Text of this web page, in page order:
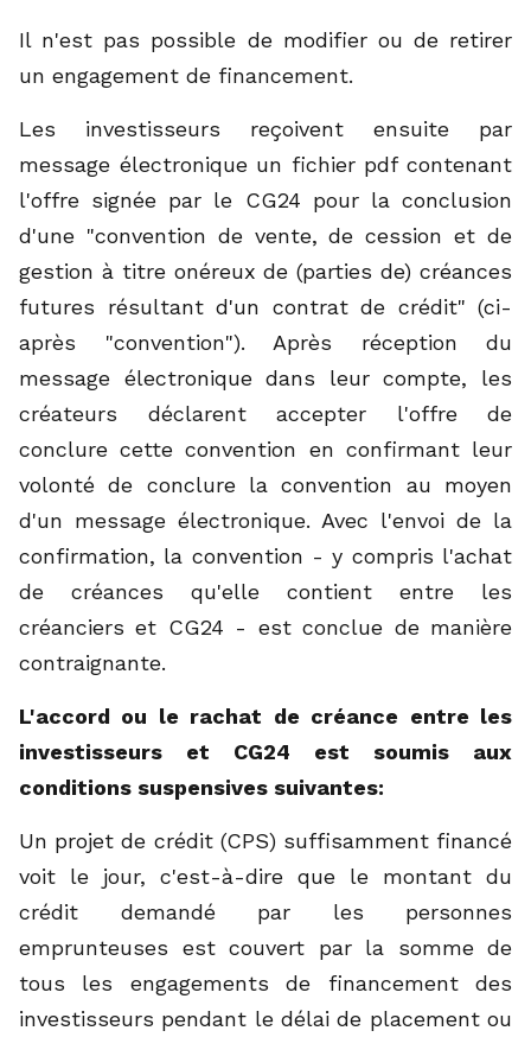
Il n'est pas possible de modifier ou de retirer
un engagement de financement.
Les investisseurs reçoivent ensuite par
message électronique un fichier pdf contenant
l'offre signée par le CG24 pour la conclusion
d'une "convention de vente, de cession et de
gestion à titre onéreux de (parties de) créances
futures résultant d'un contrat de crédit" (ci-
après "convention"). Après réception du
message électronique dans leur compte, les
créateurs déclarent accepter l'offre de
conclure cette convention en confirmant leur
volonté de conclure la convention au moyen
d'un message électronique. Avec l'envoi de la
confirmation, la convention - y compris l'achat
de créances qu'elle contient entre les
créanciers et CG24 - est conclue de manière
contraignante.
L'accord ou le rachat de créance entre les
investisseurs et CG24 est soumis aux
conditions suspensives suivantes:
Un projet de crédit (CPS) suffisamment financé
voit le jour, c'est-à-dire que le montant du
crédit demandé par les personnes
emprunteuses est couvert par la somme de
tous les engagements de financement des
investisseurs pendant le délai de placement ou